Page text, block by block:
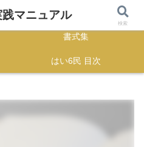
正誤表
書式集
はい6民 目次
マニュアル
検索